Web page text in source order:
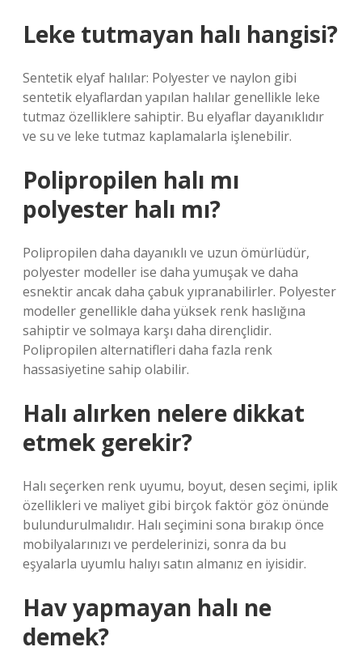
Leke tutmayan halı hangisi?
Sentetik elyaf halılar: Polyester ve naylon gibi
sentetik elyaflardan yapılan halılar genellikle leke
tutmaz özelliklere sahiptir. Bu elyaflar dayanıklıdır
ve su ve leke tutmaz kaplamalarla işlenebilir.
Polipropilen halı mı
polyester halı mı?
Polipropilen daha dayanıklı ve uzun ömürlüdür,
polyester modeller ise daha yumuşak ve daha
esnektir ancak daha çabuk yıpranabilirler. Polyester
modeller genellikle daha yüksek renk haslığına
sahiptir ve solmaya karşı daha dirençlidir.
Polipropilen alternatifleri daha fazla renk
hassasiyetine sahip olabilir.
Halı alırken nelere dikkat
etmek gerekir?
Halı seçerken renk uyumu, boyut, desen seçimi, iplik
özellikleri ve maliyet gibi birçok faktör göz önünde
bulundurulmalıdır. Halı seçimini sona bırakıp önce
mobilyalarınızı ve perdelerinizi, sonra da bu
eşyalarla uyumlu halıyı satın almanız en iyisidir.
Hav yapmayan halı ne
demek?